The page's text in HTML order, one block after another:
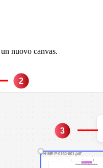
nuovo canvas.